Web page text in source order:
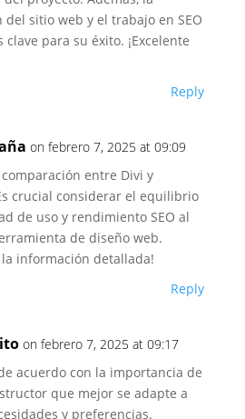
sitio web y el trabajo en SEO
clave para su éxito. ¡Excelente
Reply
on febrero 7, 2025 at 09:09
entre Divi y
crucial considerar el equilibrio
de uso y rendimiento SEO al
de diseño web.
la información detallada!
Reply
on febrero 7, 2025 at 09:17
acuerdo con la importancia de
que mejor se adapte a
y preferencias.